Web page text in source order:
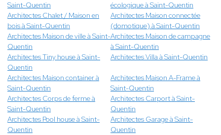
Saint-Quentin
écologique à Saint-Quentin
Architectes Chalet / Maison en
bois à Saint-Quentin
Architectes Maison connectée
(domotique) à Saint-Quentin
Architectes Maison de ville à Saint-
Quentin
Architectes Maison de campagne
à Saint-Quentin
Architectes Tiny house à Saint-
Quentin
Architectes Villa à Saint-Quentin
Architectes Maison container à
Saint-Quentin
Architectes Maison A-Frame à
Saint-Quentin
Architectes Corps de ferme à
Saint-Quentin
Architectes Carport à Saint-
Quentin
Architectes Pool house à Saint-
Quentin
Architectes Garage à Saint-
Quentin